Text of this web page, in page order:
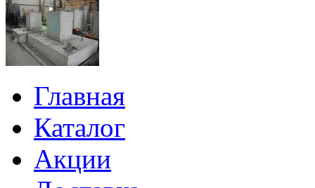
Главная
Каталог
Акции